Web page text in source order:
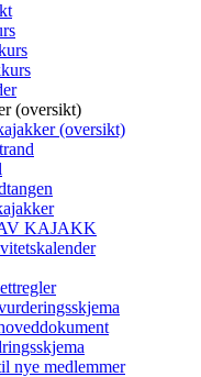
(oversikt)
(oversikt)
KAJAKK
nye medlemmer